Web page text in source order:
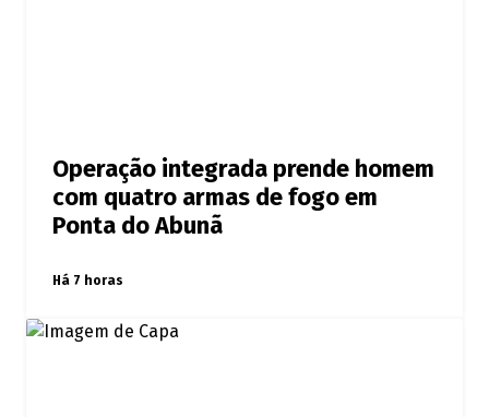
Operação integrada prende homem
com quatro armas de fogo em
Ponta do Abunã
Há 7 horas